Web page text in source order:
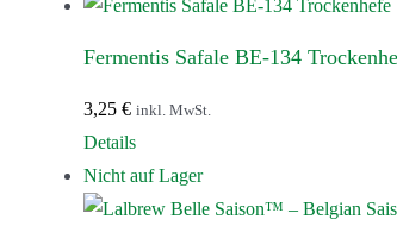
Fermentis Safale BE-134
3,25 € inkl. MwSt.
Details
Nicht auf Lager